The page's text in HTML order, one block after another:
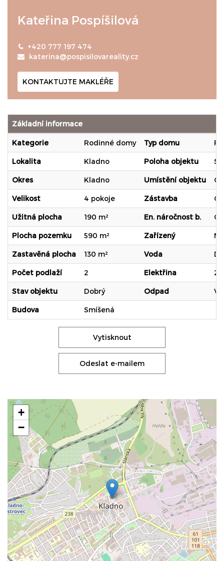
Kateřina Pospíšilová
+420 777 197 474
katerina@pospisilovareality.cz
KONTAKTUJTE MAKLÉŘE
Základní informace
Kategorie Rodinné domy Typ domu
Lokalita Kladno Poloha objektu
Okres Kladno Umístění objektu
Velikost 4 pokoje Zástavba
Užitná plocha 190 m² En. náročnost b. G
Plocha pozemku 590 m² Zařízený Ne
Zastavěná plocha 130 m² Voda
Počet podlaží 2 Elektřina
Stav objektu Dobrý Odpad
Budova Smíšená
Vytisknout
Odeslat e-mailem
+
−